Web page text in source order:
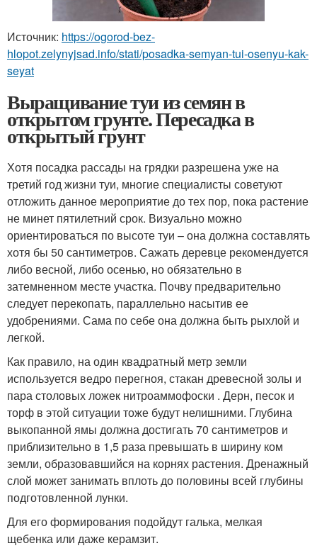
Источник: https://ogorod-bez-
hlopot.zelynyjsad.info/stati/posadka-semyan-tui-osenyu-kak-
seyat
Выращивание туи из семян в
открытом грунте. Пересадка в
открытый грунт
Хотя посадка рассады на грядки разрешена уже на
третий год жизни туи, многие специалисты советуют
отложить данное мероприятие до тех пор, пока растение
не минет пятилетний срок. Визуально можно
ориентироваться по высоте туи – она должна составлять
хотя бы 50 сантиметров. Сажать деревце рекомендуется
либо весной, либо осенью, но обязательно в
затемненном месте участка. Почву предварительно
следует перекопать, параллельно насытив ее
удобрениями. Сама по себе она должна быть рыхлой и
легкой.
Как правило, на один квадратный метр земли
используется ведро перегноя, стакан древесной золы и
пара столовых ложек нитроаммофоски . Дерн, песок и
торф в этой ситуации тоже будут нелишними. Глубина
выкопанной ямы должна достигать 70 сантиметров и
приблизительно в 1,5 раза превышать в ширину ком
земли, образовавшийся на корнях растения. Дренажный
слой может занимать вплоть до половины всей глубины
подготовленной лунки.
Для его формирования подойдут галька, мелкая
щебенка или даже керамзит.